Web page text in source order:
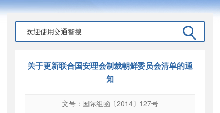
关于更新联合国安理会制裁朝鲜委员会清单的通
知
文号：国际组函〔2014〕127号